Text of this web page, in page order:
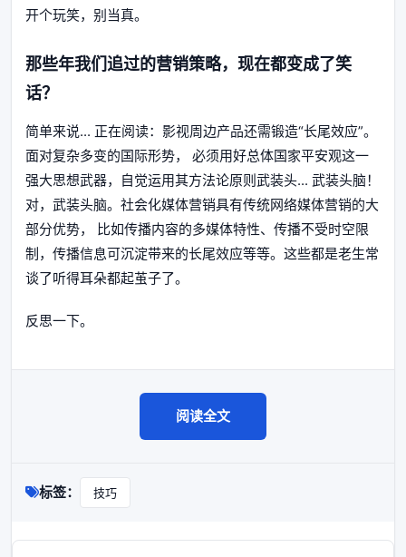
开个玩笑，别当真。
那些年我们追过的营销策略，现在都变成了笑
话？
简单来说... 正在阅读：影视周边产品还需锻造“长尾效应”。
面对复杂多变的国际形势， 必须用好总体国家平安观这一
强大思想武器，自觉运用其方法论原则武装头... 武装头脑！
对，武装头脑。社会化媒体营销具有传统网络媒体营销的大
部分优势， 比如传播内容的多媒体特性、传播不受时空限
制，传播信息可沉淀带来的长尾效应等等。这些都是老生常
谈了听得耳朵都起茧子了。
反思一下。
阅读全文
标签： 技巧